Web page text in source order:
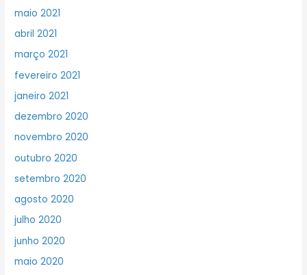
maio 2021
abril 2021
março 2021
fevereiro 2021
janeiro 2021
dezembro 2020
novembro 2020
outubro 2020
setembro 2020
agosto 2020
julho 2020
junho 2020
maio 2020